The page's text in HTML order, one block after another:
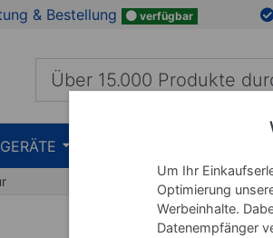
springen Zu den
& Bestellung verfügbar
Um Ihr
Optimierung
Werbeinhalte.
Datenempfänger